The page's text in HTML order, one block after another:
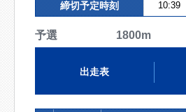
締切予定時刻 10:39
予選 1800m
出走表